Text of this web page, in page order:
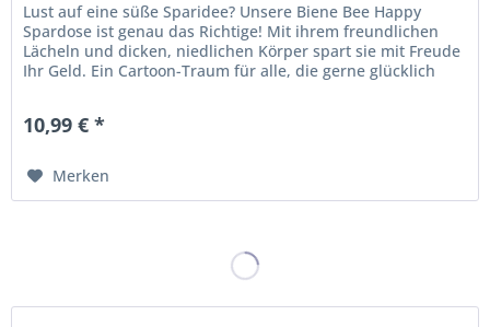
Lust auf eine süße Sparidee? Unsere Biene Bee Happy
Spardose ist genau das Richtige! Mit ihrem freundlichen
Lächeln und dicken, niedlichen Körper spart sie mit Freude
Ihr Geld. Ein Cartoon-Traum für alle, die gerne glücklich
10,99 € *
Merken